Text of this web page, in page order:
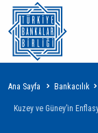
Sayfa
yolu
Ana Sayfa Bankacılık
Kuzey ve Güney’in